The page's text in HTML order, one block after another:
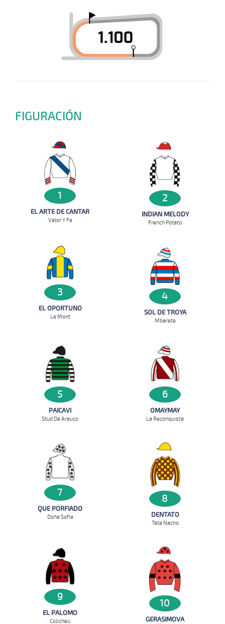
FIGURACIÓN
1
EL ARTE DE CANTAR
Valor Y Fe
2
INDIAN MELODY
French Potato
3
EL OPORTUNO
Le Mont
4
SOL DE TROYA
Mbarete
5
PAICAVI
Stud De Arauco
6
OMAYMAY
La Reconquista
7
QUE PORFIADO
Doña Sofia
8
DENTATO
Tata Nacho
9
EL PALOMO
Colicheu
10
GERASIMOVA